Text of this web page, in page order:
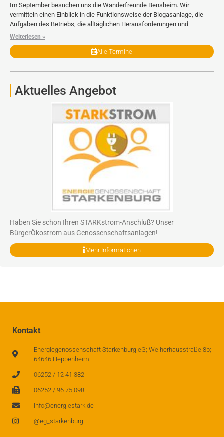
Im September besuchen uns die Wanderfreunde Bensheim. Wir
vermitteln einen Einblick in die Funktionsweise der Biogasanlage, die
Aufgaben des Betriebs, die alltäglichen Herausforderungen und
Weiterlesen »
Alle Termine
Aktuelles Angebot
Haben Sie schon Ihren STARKstrom-Anschluß? Unser
BürgerÖkostrom aus Genossenschaftsanlagen!
Mehr Informationen
Kontakt
Energiegenossenschaft Starkenburg eG; Weiherhausstraße 8b;
64646 Heppenheim
06252 / 12 41 382
06252 / 96 75 098
info@energiestark.de
@eg_starkenburg